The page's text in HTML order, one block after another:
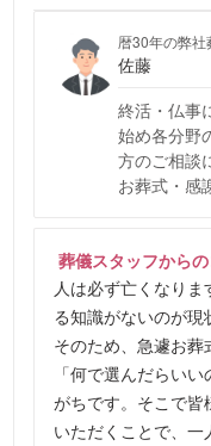
暦30年の弊社
佐藤
終活・仏事
始め各分野
方のご相談
お葬式・感
葬儀スタッフから
人は必ず亡くなり
る知識がないのが現
そのため、急遽お
「何で選んだらい
がちです。そこで皆
いただくことで、